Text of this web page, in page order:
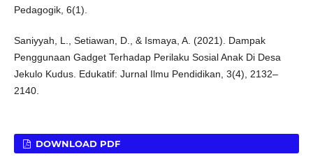
Pedagogik, 6(1).
Saniyyah, L., Setiawan, D., & Ismaya, A. (2021). Dampak
Penggunaan Gadget Terhadap Perilaku Sosial Anak Di Desa
Jekulo Kudus. Edukatif: Jurnal Ilmu Pendidikan, 3(4), 2132–
2140.
DOWNLOAD PDF